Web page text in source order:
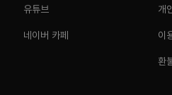
유튜브
네이버 카페
개
이
환